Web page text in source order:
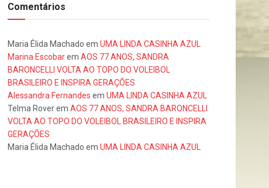
Comentários
Maria Élida Machado em UMA LINDA CASINHA AZUL
Marina Escobarem AOS 77 ANOS, SANDRA
BARONCELLI VOLTA AO TOPO DO VOLEIBOL
BRASILEIRO E INSPIRA GERAÇÕES
Alessandra Fernandes em UMA LINDA CASINHA AZUL
Telma Roverem AOS 77 ANOS, SANDRA BARONCELLI
VOLTA AO TOPO DO VOLEIBOL BRASILEIRO E INSPIRA
GERAÇÕES
Maria Élida Machado em UMA LINDA CASINHA AZUL